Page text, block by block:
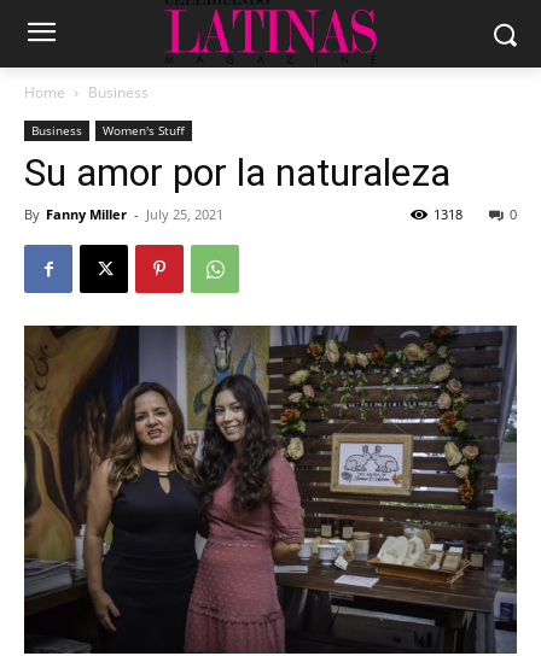
Home Business
Business Women's Stuff
Su amor por la naturaleza
By Fanny Miller - July 25, 2021 0
1318